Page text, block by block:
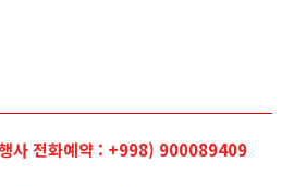
사 전화예약 : +998) 900089409